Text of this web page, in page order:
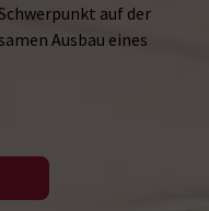
auf der
Ausbau eines